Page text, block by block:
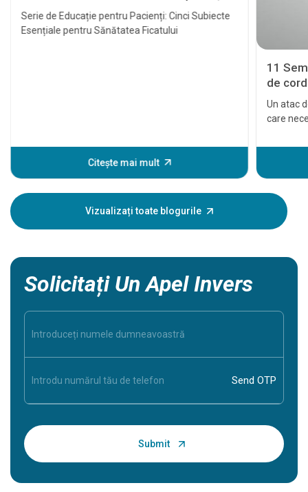
hepatită, ciroză, transplant hepatic și
cancer hepatic
Serie de Educație pentru Pacienți: Cinci Subiecte
Esențiale pentru Sănătatea Ficatului
Citește mai mult
11
de
Un atac
care
tratat la
unele
în
Vizualizați toate blogurile
Solicitați Un Apel Invers